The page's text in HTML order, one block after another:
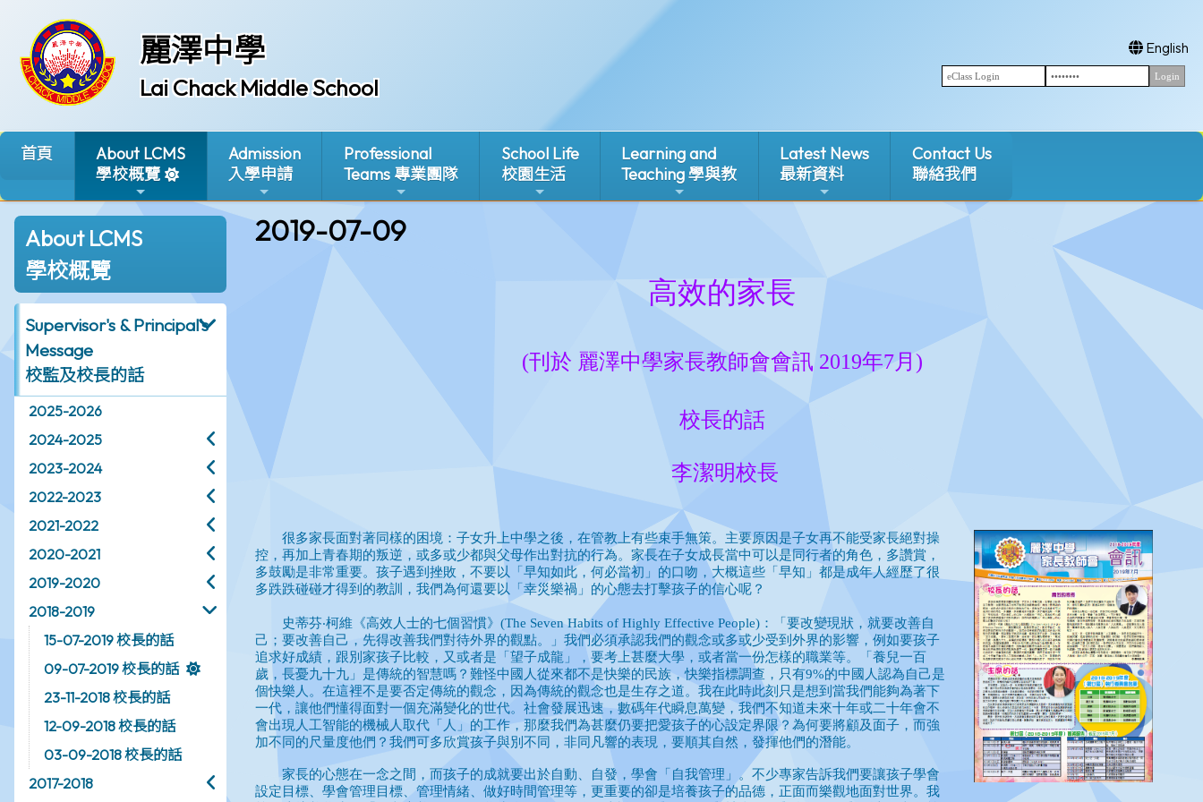
麗澤中學
Lai Chack Middle School
English
首頁
About LCMS
學校概覽
Admission
入學申請
Professional
Teams 專業團隊
School Life
校園生活
Learning and
Teaching 學與教
Latest News
最新資料
Contact Us
聯絡我們
About LCMS
學校概覽
Supervisor's & Principal's
Message
校監及校長的話
2025-2026
2024-2025
2023-2024
2022-2023
2021-2022
2020-2021
2019-2020
2018-2019
15-07-2019 校長的話
09-07-2019 校長的話
23-11-2018 校長的話
12-09-2018 校長的話
03-09-2018 校長的話
2017-2018
2019-07-09